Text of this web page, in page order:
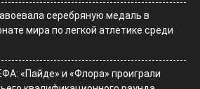
серебряную медаль в
мира по легкой атлетике среди
«Пайде» и «Флора» проиграли